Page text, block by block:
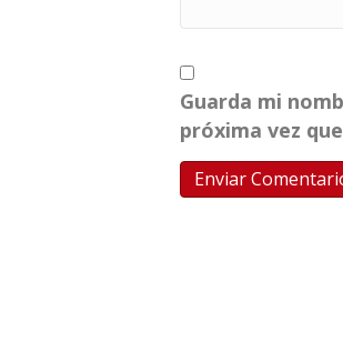
Guarda mi
próxima vez